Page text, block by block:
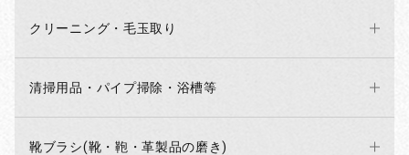
クリーニング・毛玉取り
清掃用品・パイプ掃除・浴槽等
靴ブラシ(靴・鞄・革製品の磨き)